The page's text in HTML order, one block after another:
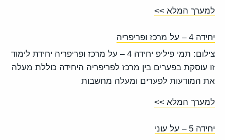
למערך המלא >>
יחידה 4 – על מרכז ופריפריה
צילום: תמי פיליפ יחידה 4 – על מרכז ופריפריה יחידת לימוד
זו עוסקת בפערים בין מרכז לפריפריה היחידה כוללת מעלה
את המודעות לפערים ומעלה מחשבות
למערך המלא >>
יחידה 5 – על עוני